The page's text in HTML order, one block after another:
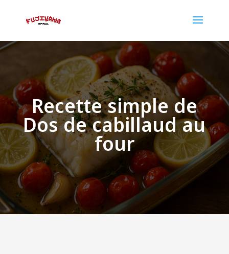
Recette simple de
Dos de cabillaud au
four